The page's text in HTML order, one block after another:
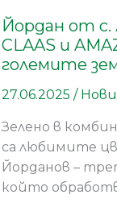
Йордан от с.
CLAAS и
големите
27.06.2025 /
Зелено в
са любимите
Йорданов –
който
земеделци